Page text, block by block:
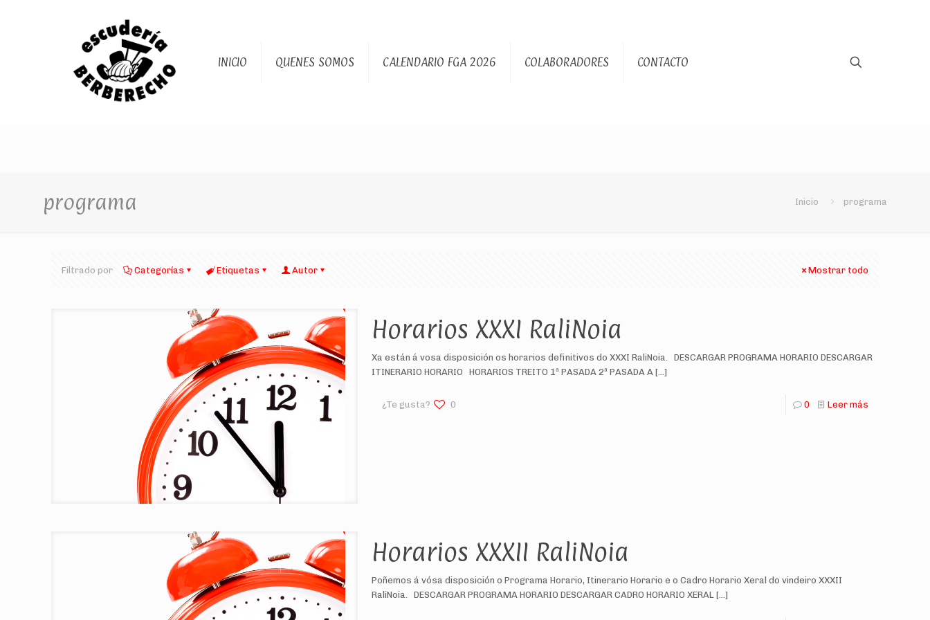
INICIO QUENES SOMOS CALENDARIO FGA 2026 COLABORADORES CONTACTO
programa Inicio programa
Filtrado por Categorías Etiquetas Autor Mostrar todo
Horarios XXXI RaliNoia
Xa están á vosa disposición os horarios definitivos do XXXI RaliNoia. DESCARGAR PROGRAMA HORARIO DESCARGAR
ITINERARIO HORARIO HORARIOS TREITO 1ª PASADA 2ª PASADA A[…]
¿Te gusta? 0 0 Leer más
Horarios XXXII RaliNoia
Poñemos á vósa disposición o Programa Horario, Itinerario Horario e o Cadro Horario Xeral do vindeiro XXXII
RaliNoia. DESCARGAR PROGRAMA HORARIO DESCARGAR CADRO HORARIO XERAL[…]